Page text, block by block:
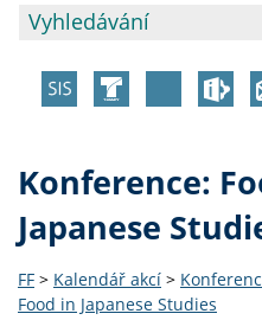
Konference:
Japanese
FF > Kalendář akcí >
Food in Japanese Studies